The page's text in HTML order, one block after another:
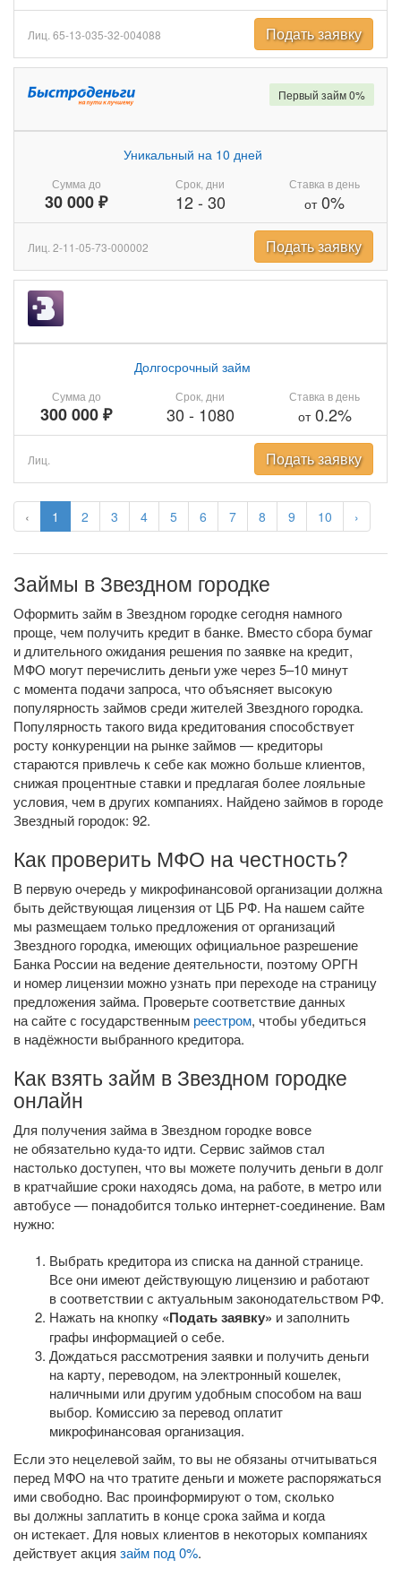
‹ 1 2 3 4 5 6 7 8 9 10 ›
Лиц. 65-13-035-32-004088 Подать заявку
Сумма до
30 000 ₽
Уникальный на 10 дней
Срок, дни
12- 30
Ставка в день
от0%
Первый займ 0%
Лиц. 2-11-05-73-000002 Подать заявку
Сумма до
300 000 ₽
Долгосрочный займ
Срок, дни
30 - 1080
Ставка в день
от0.2%
Лиц. Подать заявку
Займы в Звездном городке
Оформить займ в Звездном городке сегодня намного
проще, чем получить кредит в банке. Вместо сбора бумаг
и длительного ожидания решения по заявке на кредит,
МФО могут перечислить деньги уже через 5–10 минут
с момента подачи запроса, что объясняет высокую
популярность займов среди жителей Звездного городка.
Популярность такого вида кредитования способствует
росту конкуренции на рынке займов — кредиторы
стараются привлечь к себе как можно больше клиентов,
снижая процентные ставки и предлагая более лояльные
условия, чем в других компаниях. Найдено займов в городе
Звездный городок: 92.
Как проверить МФО на честность?
В первую очередь у микрофинансовой организации должна
быть действующая лицензия от ЦБ РФ. На нашем сайте
мы размещаем только предложения от организаций
Звездного городка, имеющих официальное разрешение
Банка России на ведение деятельности, поэтому ОРГН
и номер лицензии можно узнать при переходе на страницу
предложения займа. Проверьте соответствие данных
на сайте с государственным реестром, чтобы убедиться
в надёжности выбранного кредитора.
Как взять займ в Звездном городке
онлайн
Для получения займа в Звездном городке вовсе
не обязательно куда-то идти. Сервис займов стал
настолько доступен, что вы можете получить деньги в долг
в кратчайшие сроки находясь дома, на работе, в метро или
автобусе — понадобится только интернет-соединение. Вам
нужно:
Выбрать кредитора из списка на данной странице.
Все они имеют действующую лицензию и работают
в соответствии с актуальным законодательством РФ.
Нажать на кнопку «Подать заявку» и заполнить
графы информацией о себе.
Дождаться рассмотрения заявки и получить деньги
на карту, переводом, на электронный кошелек,
наличными или другим удобным способом на ваш
выбор. Комиссию за перевод оплатит
микрофинансовая организация.
Если это нецелевой займ, то вы не обязаны отчитываться
перед МФО на что тратите деньги и можете распоряжаться
ими свободно. Вас проинформируют о том, сколько
вы должны заплатить в конце срока займа и когда
он истекает. Для новых клиентов в некоторых компаниях
действует акция займ под 0%.